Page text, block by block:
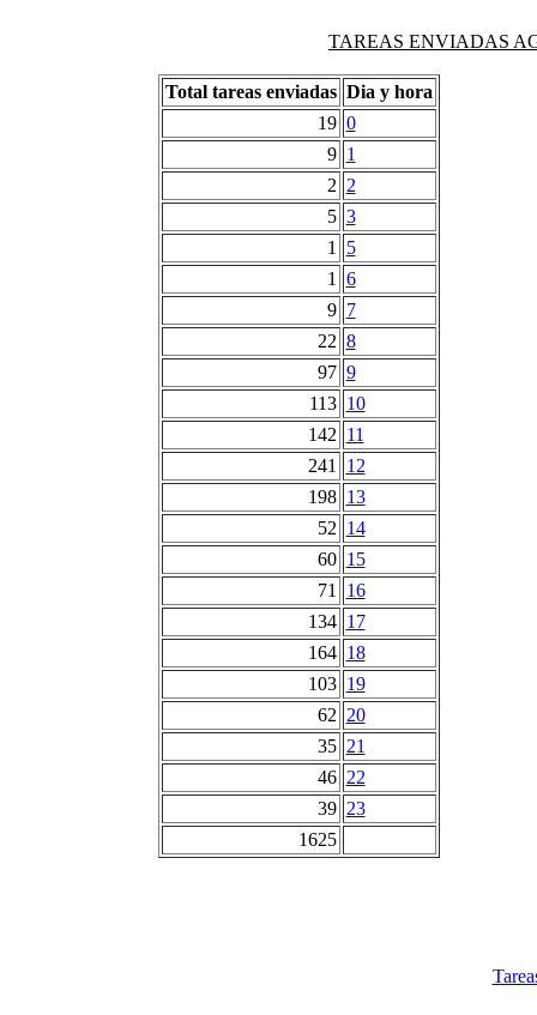
TAREAS ENVIADAS
Total tareas enviadas Dia y hora
19 0
9 1
2 2
5 3
1
5
1
6
9 7
22 8
97 9
113 10
142 11
241
12
198 13
52 14
60 15
71
16
134 17
164 18
103 19
62 20
35 21
46 22
39 23
1625